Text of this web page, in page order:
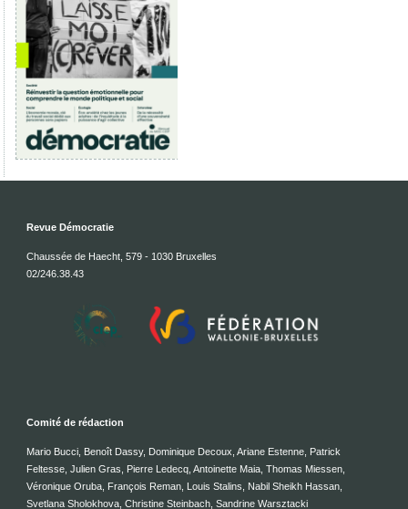
Revue Démocratie
Chaussée de Haecht, 579 - 1030 Bruxelles
02/246.38.43
Comité de rédaction
Mario Bucci, Benoît Dassy, Dominique Decoux, Ariane Estenne, Patrick
Feltesse, Julien Gras, Pierre Ledecq, Antoinette Maia, Thomas Miessen,
Véronique Oruba, François Reman, Louis Stalins, Nabil Sheikh Hassan,
Svetlana Sholokhova, Christine Steinbach, Sandrine Warsztacki